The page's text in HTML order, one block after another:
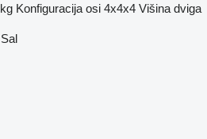
Konfiguracija osi 4x4x4 Višina dviga